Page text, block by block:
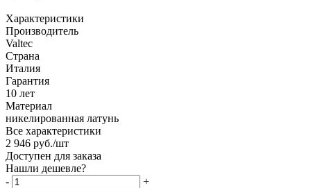
Характеристики
Производитель
Valtec
Страна
Италия
Гарантия
10 лет
Материал
никелированная латунь
Все характеристики
2 946 руб./шт
Доступен для заказа
Нашли дешевле?
-
+